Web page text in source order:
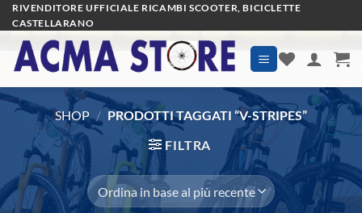
Salta
ai
contenuti
RIVENDITORE UFFICIALE RICAMBI SCOOTER, BICICLETTE
CASTELLARANO
SHOP / PRODOTTI TAGGATI “V-STRIPES”
FILTRA